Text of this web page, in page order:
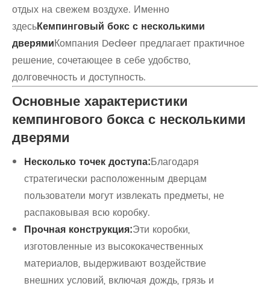
отдых на свежем воздухе. Именно
здесьКемпинговый бокс с несколькими
дверямиКомпания Dedeer предлагает практичное
решение, сочетающее в себе удобство,
долговечность и доступность.
Основные характеристики
кемпингового бокса с несколькими
дверями
Несколько точек доступа:Благодаря
стратегически расположенным дверцам
пользователи могут извлекать предметы, не
распаковывая всю коробку.
Прочная конструкция:Эти коробки,
изготовленные из высококачественных
материалов, выдерживают воздействие
внешних условий, включая дождь, грязь и